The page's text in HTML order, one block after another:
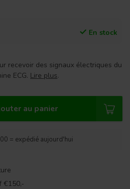
En stock
recevoir des signaux électriques du
ECG. Lire plus.
au panier
= expédié aujourd'hui
€150,-